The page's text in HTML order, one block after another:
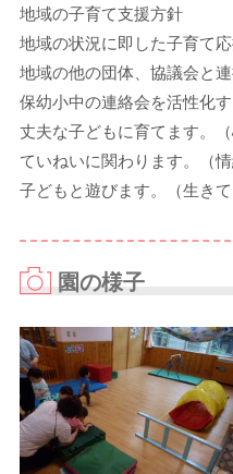
地域の子育て支援方針
地域の状況に即した子育て
地域の他の団体、協議会と連
保幼小中の連絡会を活性化す
丈夫な子どもに育てます。
ていねいに関わります。（
子どもと遊びます。（生き
園の様子